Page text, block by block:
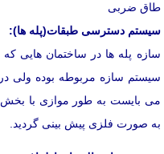
طاق ضربی
سیستم دسترسی طبقات(پله ها):
سازه پله ها در ساختمان هایی كه
سیستم سازه مربوطه بوده ولی
می بایست به طور موازی با
به صورت فلزی پیش بینی گردید.